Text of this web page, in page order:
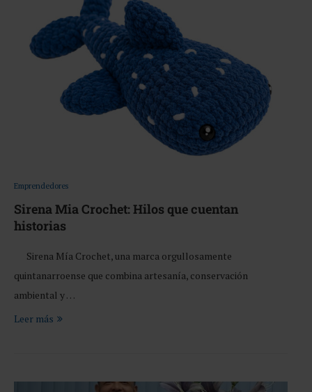
Emprendedores
Sirena Mia Crochet: Hilos que cuentan
historias
Sirena Mía Crochet, una marca orgullosamente
quintanarroense que combina artesanía, conservación
ambiental y …
Leer más